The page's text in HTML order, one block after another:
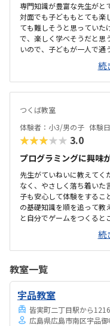
専門知識が豊富な先生がと
対面でも子どももとても楽
ても難しそうと思っていた
で、楽しく学べそうだと思
いので、子どもが一人で通
るそうなので、自転車で
ではなく、本部で行われ
ないとわからないけれど、
い事に比べて高額だが、そ
にすぐに先方からお返事
誘も激しくなかったので良
続
つくば教室
体験者：小3/男の子 体験
★★★★★ 3.0
プログラミングに興味
先生がていねいに教えてく
なく、やさしく落ち着いた
子も安心して体験をするこ
の基礎知識を順を追って教
と自分でゲームをつくると
ンクラフトというツール
思います。小学校高学年
効果的に学習できると感じ
ました。授業がある日のみ
いった感じです。振替授業
ようです。振替日に予定が
め確認した方がいいと思い
続
教室一覧
宇品教室
皆実町二丁目駅から
広島県広島市南区宇品